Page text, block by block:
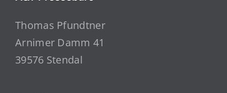
Thomas Pfundtner
Arnimer Damm 41
39576 Stendal